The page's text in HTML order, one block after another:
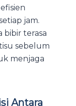
jam.
bibir terasa
sebelum
menjaga
Antara